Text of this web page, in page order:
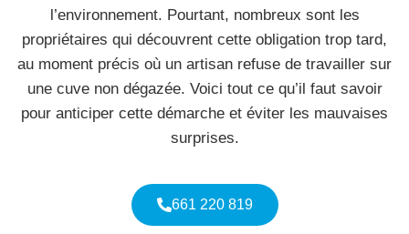
l’environnement. Pourtant, nombreux sont les
propriétaires qui découvrent cette obligation trop tard,
au moment précis où un artisan refuse de travailler sur
une cuve non dégazée. Voici tout ce qu’il faut savoir
pour anticiper cette démarche et éviter les mauvaises
surprises.
661 220 819